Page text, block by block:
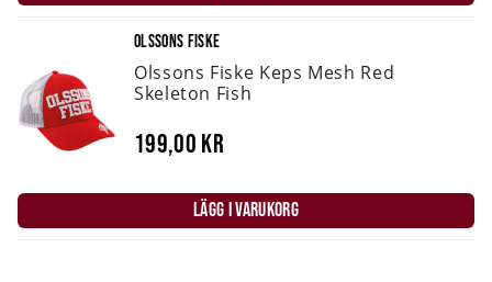
OLSSONS FISKE
Olssons Fiske Keps Mesh Red
Skeleton Fish
199,00 kr
LÄGG I VARUKORG